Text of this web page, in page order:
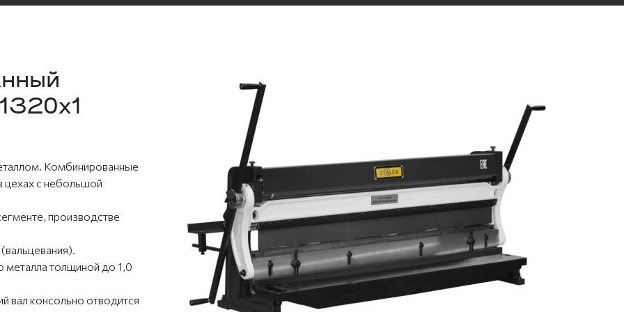
Комбинированные
цехах с небольшой
производстве
металла толщиной до 1,0
вал консольно отводится